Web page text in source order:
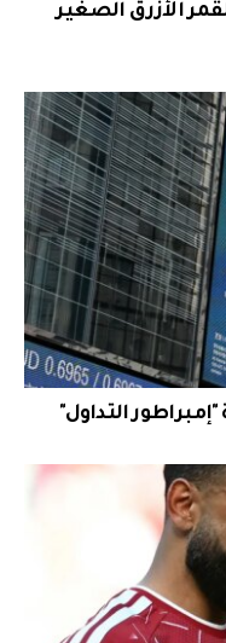
الأزرق الصغير
التداول"